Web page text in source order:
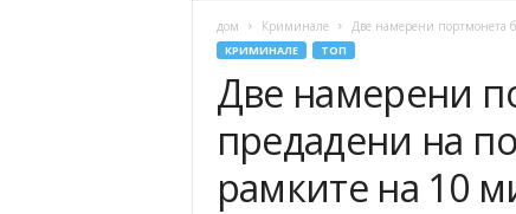
дом Криминале Две намерени портмонета
КРИМИНАЛЕ ТОП
Две намерени
предадени на
рамките на 10